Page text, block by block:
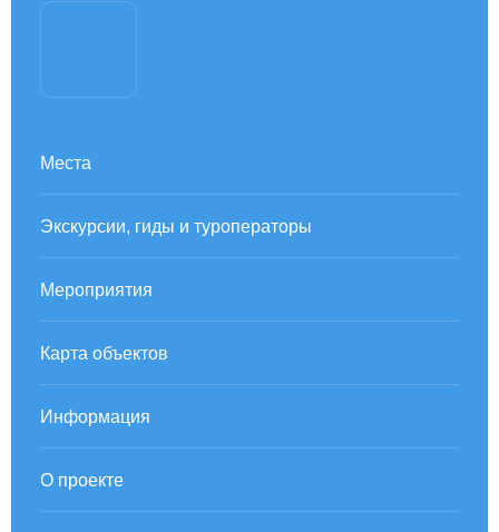
Места
Экскурсии, гиды и туроператоры
Мероприятия
Карта объектов
Информация
О проекте